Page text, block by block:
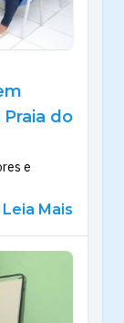
do
e
Leia Mais